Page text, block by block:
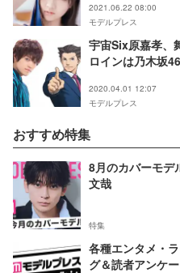
2021.06.22 08:00
モデルプレス
宇宙Six原嘉孝、
ロインは乃木坂
2020.04.01 12:07
モデルプレス
おすすめ特集
8月のカバーモデ
文哉
特集
各種エンタメ・
グ＆読者アンケ